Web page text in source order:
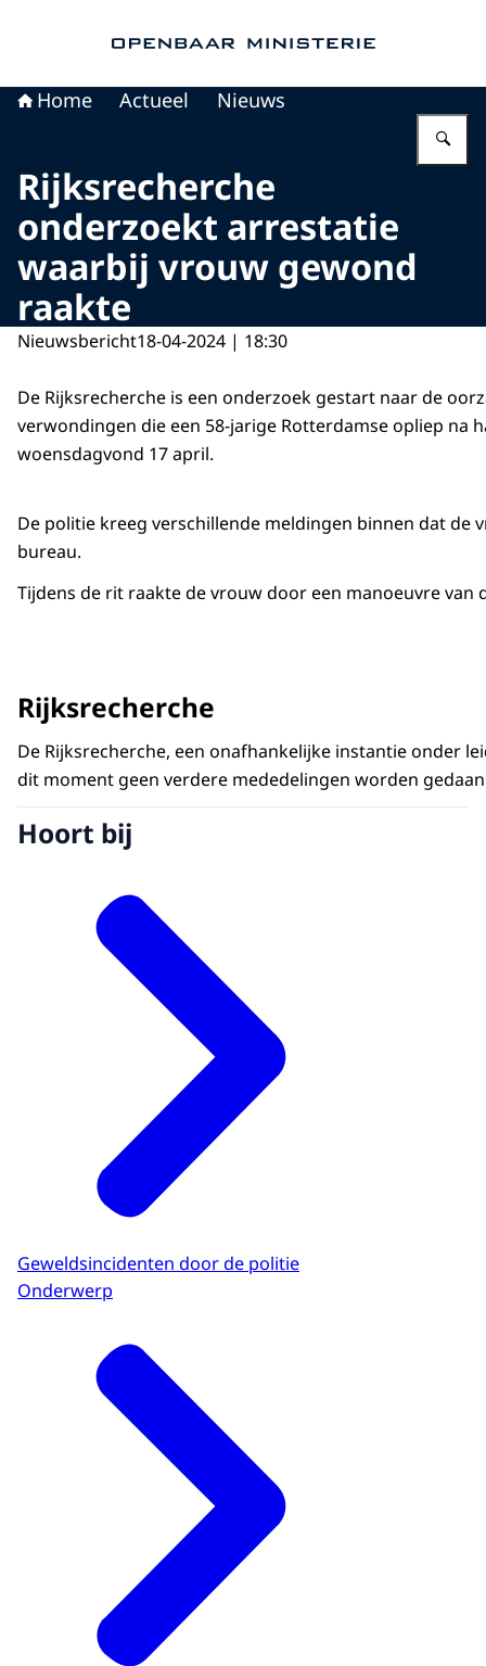
Home Actueel Nieuws
Rijksrecherche
onderzoekt arrestatie
waarbij vrouw gewond
raakte
Nieuwsbericht18-04-2024 | 18:30
De Rijksrecherche is een onderzoek gestart naar de
verwondingen die een 58-jarige Rotterdamse opliep na
woensdagvond 17 april.
De politie kreeg verschillende meldingen binnen dat de
bureau.
Tijdens de rit raakte de vrouw door een manoeuvre
Rijksrecherche
De Rijksrecherche, een onafhankelijke instantie onder
dit moment geen verdere mededelingen worden
Hoort bij
Geweldsincidenten door de politie
Onderwerp